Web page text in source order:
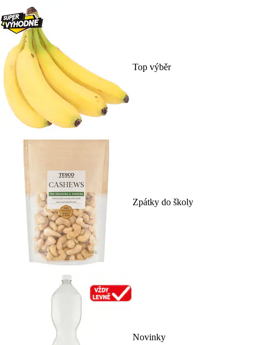
Top výběr
Zpátky do školy
Novinky